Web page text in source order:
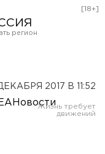
[18+]
2017 В 11:52
ЕАНовости